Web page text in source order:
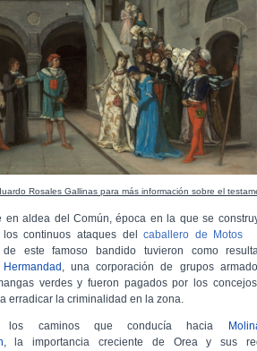
Rosales Gallinas para más información sobre el
en aldea del Común, época en la que se
continuos ataques delcaballero de Motos
de este famoso bandido tuvieron como
, una corporación de grupos
verdes y fueron pagados por los
erradicar la criminalidad en la zona.​
caminos que conducía hacia
, la importancia creciente de Orea y sus